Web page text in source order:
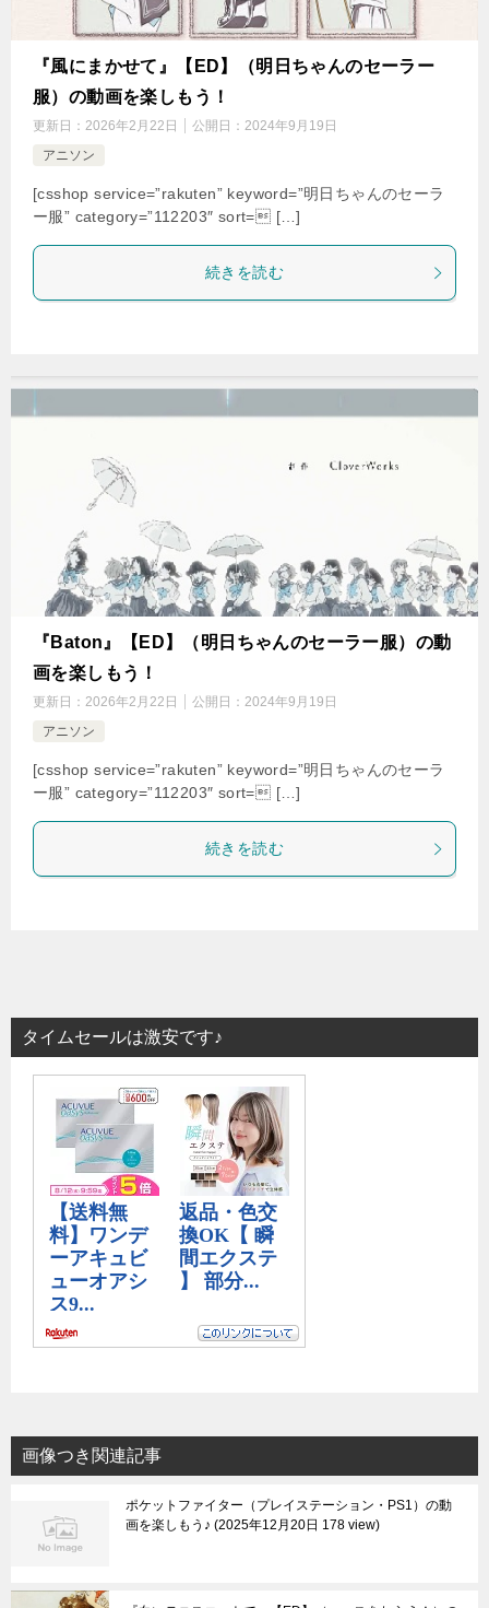
『風にまかせて』【ED】（明日ちゃんのセーラー
服）の動画を楽しもう！
更新日： 2026年2月22日 公開日： 2024年9月19日
アニソン
[csshop service=”rakuten” keyword=”明日ちゃんのセーラ
ー服” category=”112203″ sort= […]
続きを読む
『Baton』【ED】（明日ちゃんのセーラー服）の動
画を楽しもう！
更新日： 2026年2月22日 公開日： 2024年9月19日
アニソン
[csshop service=”rakuten” keyword=”明日ちゃんのセーラ
ー服” category=”112203″ sort= […]
続きを読む
タイムセールは激安です♪
画像つき関連記事
ポケットファイター（プレイステーション・PS1）の動
画を楽しもう♪ 2025年12月20日 178 view